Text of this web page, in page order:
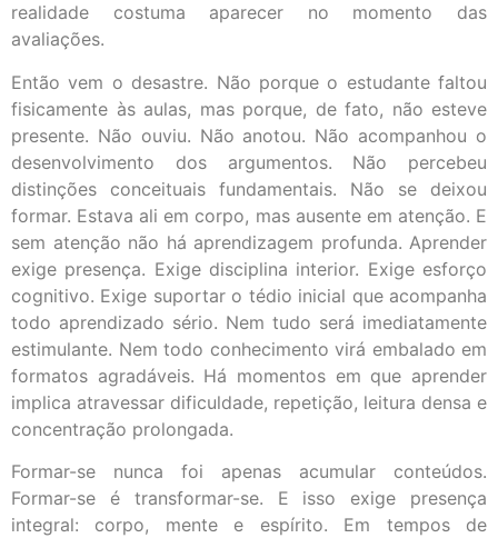
realidade costuma aparecer no momento das
avaliações.
Então vem o desastre. Não porque o estudante faltou
fisicamente às aulas, mas porque, de fato, não esteve
presente. Não ouviu. Não anotou. Não acompanhou o
desenvolvimento dos argumentos. Não percebeu
distinções conceituais fundamentais. Não se deixou
formar. Estava ali em corpo, mas ausente em atenção. E
sem atenção não há aprendizagem profunda. Aprender
exige presença. Exige disciplina interior. Exige esforço
cognitivo. Exige suportar o tédio inicial que acompanha
todo aprendizado sério. Nem tudo será imediatamente
estimulante. Nem todo conhecimento virá embalado em
formatos agradáveis. Há momentos em que aprender
implica atravessar dificuldade, repetição, leitura densa e
concentração prolongada.
Formar-se nunca foi apenas acumular conteúdos.
Formar-se é transformar-se. E isso exige presença
integral: corpo, mente e espírito. Em tempos de